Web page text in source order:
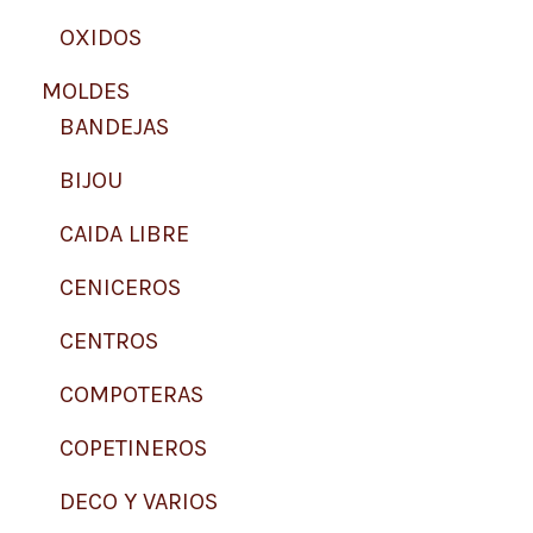
OXIDOS
MOLDES
BANDEJAS
BIJOU
CAIDA LIBRE
CENICEROS
CENTROS
COMPOTERAS
COPETINEROS
DECO Y VARIOS